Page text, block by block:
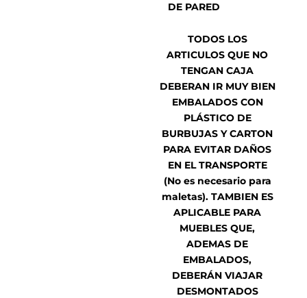
DE PARED
TODOS LOS
ARTICULOS QUE NO
TENGAN CAJA
DEBERAN IR MUY BIEN
EMBALADOS CON
PLÁSTICO DE
BURBUJAS Y CARTON
PARA EVITAR DAÑOS
EN EL TRANSPORTE
(No es necesario para
maletas). TAMBIEN ES
APLICABLE PARA
MUEBLES QUE,
ADEMAS DE
EMBALADOS,
DEBERÁN VIAJAR
DESMONTADOS